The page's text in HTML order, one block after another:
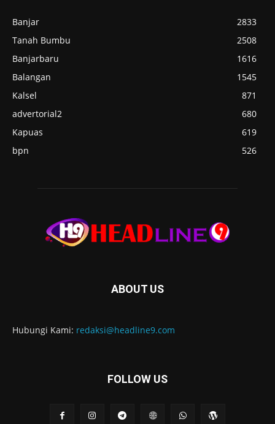
Banjar
2833
Tanah Bumbu
2508
Banjarbaru
1616
Balangan
1545
Kalsel
871
advertorial2
680
Kapuas
619
bpn
526
ABOUT US
Hubungi Kami: redaksi@headline9.com
FOLLOW US